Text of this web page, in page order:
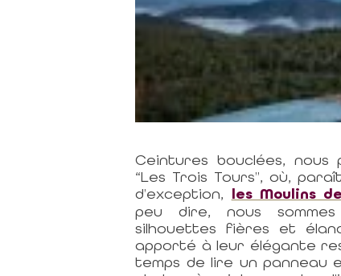
Ceintures bouclées,
“Les Trois Tours”, où,
d’exception, les Moulins
peu dire, nous
silhouettes fières et
apporté à leur élégante
temps de lire un panneau